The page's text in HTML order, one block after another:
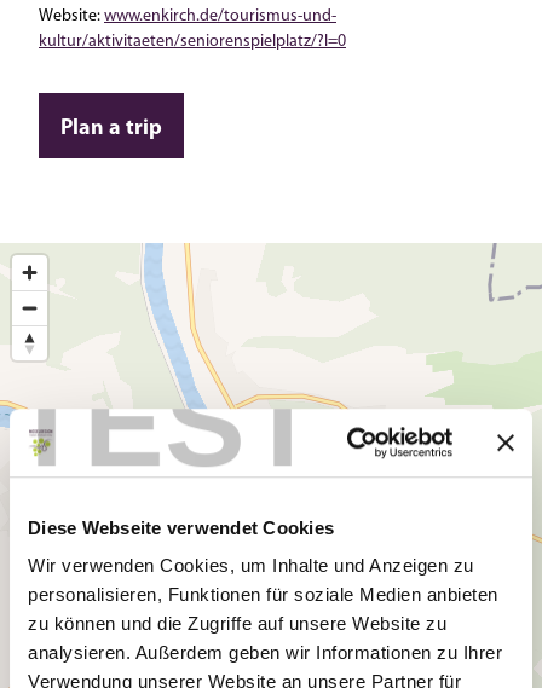
TEST
Diese Webseite verwendet Cookies
Wir verwenden Cookies, um Inhalte und Anzeigen zu
personalisieren, Funktionen für soziale Medien anbieten
zu können und die Zugriffe auf unsere Website zu
analysieren. Außerdem geben wir Informationen zu Ihrer
Verwendung unserer Website an unsere Partner für
Website: www.enkirch.de/tourismus-und-
kultur/aktivitaeten/seniorenspielplatz/?l=0
Plan a trip